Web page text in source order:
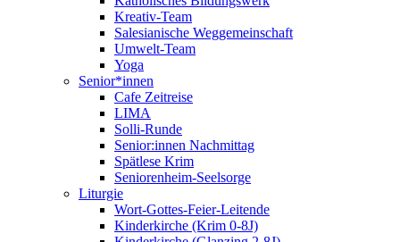
Kreativ-Team
Salesianische Weggemeinschaft
Umwelt-Team
Yoga
Senior*innen
Cafe Zeitreise
LIMA
Solli-Runde
Senior:innen Nachmittag
Spätlese Krim
Seniorenheim-Seelsorge
Liturgie
Wort-Gottes-Feier-Leitende
Kinderkirche (Krim 0-8J)